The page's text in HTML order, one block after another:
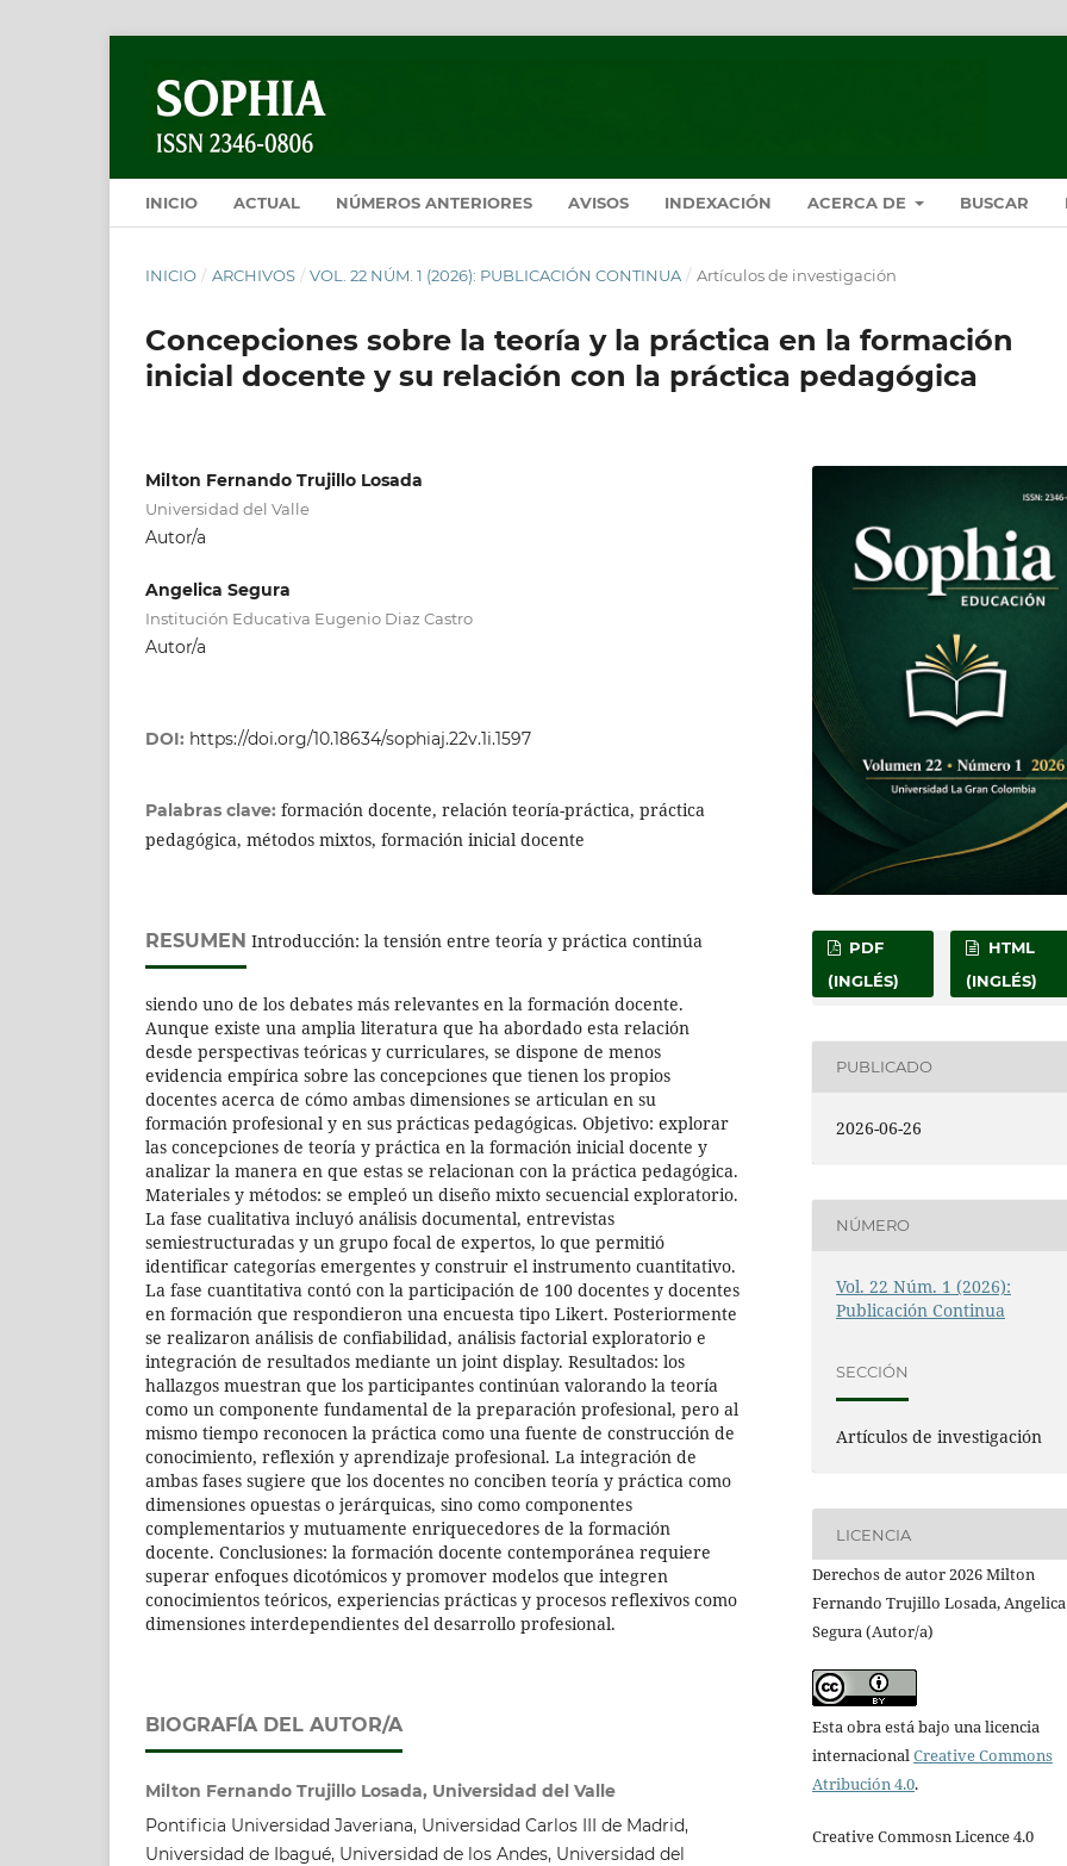
INICIO ACTUAL NÚMEROS ANTERIORES AVISOS INDEXACIÓN ACERCA DE BUSCAR
INICIO / ARCHIVOS / VOL. 22 NÚM. 1 (2026): PUBLICACIÓN CONTINUA / Artículos de investigación
Concepciones sobre la teoría y la práctica en la formación
inicial docente y su relación con la práctica pedagógica
Milton Fernando Trujillo Losada
Universidad del Valle
Autor/a
Angelica Segura
Institución Educativa Eugenio Diaz Castro
Autor/a
DOI: https://doi.org/10.18634/sophiaj.22v.1i.1597
Palabras clave: formación docente, relación teoría-práctica, práctica
pedagógica, métodos mixtos, formación inicial docente
RESUMEN Introducción: la tensión entre teoría y práctica continúa
siendo uno de los debates más relevantes en la formación docente.
Aunque existe una amplia literatura que ha abordado esta relación
desde perspectivas teóricas y curriculares, se dispone de menos
evidencia empírica sobre las concepciones que tienen los propios
docentes acerca de cómo ambas dimensiones se articulan en su
formación profesional y en sus prácticas pedagógicas. Objetivo: explorar
las concepciones de teoría y práctica en la formación inicial docente y
analizar la manera en que estas se relacionan con la práctica pedagógica.
Materiales y métodos: se empleó un diseño mixto secuencial exploratorio.
La fase cualitativa incluyó análisis documental, entrevistas
semiestructuradas y un grupo focal de expertos, lo que permitió
identificar categorías emergentes y construir el instrumento cuantitativo.
La fase cuantitativa contó con la participación de 100 docentes y docentes
en formación que respondieron una encuesta tipo Likert. Posteriormente
se realizaron análisis de confiabilidad, análisis factorial exploratorio e
integración de resultados mediante un joint display. Resultados: los
hallazgos muestran que los participantes continúan valorando la teoría
como un componente fundamental de la preparación profesional, pero al
mismo tiempo reconocen la práctica como una fuente de construcción de
conocimiento, reflexión y aprendizaje profesional. La integración de
ambas fases sugiere que los docentes no conciben teoría y práctica como
dimensiones opuestas o jerárquicas, sino como componentes
complementarios y mutuamente enriquecedores de la formación
docente. Conclusiones: la formación docente contemporánea requiere
superar enfoques dicotómicos y promover modelos que integren
conocimientos teóricos, experiencias prácticas y procesos reflexivos como
dimensiones interdependientes del desarrollo profesional.
BIOGRAFÍA DEL AUTOR/A
Milton Fernando Trujillo Losada, Universidad del Valle
Pontificia Universidad Javeriana, Universidad Carlos III de Madrid,
Universidad de Ibagué, Universidad de los Andes, Universidad del
PDF
(INGLÉS)
HTML
(INGLÉS)
PUBLICADO
2026-06-26
NÚMERO
Vol. 22 Núm. 1 (2026):
Publicación Continua
SECCIÓN
Artículos de investigación
LICENCIA
Derechos de autor 2026 Milton
Fernando Trujillo Losada, Angelica
Segura (Autor/a)
Esta obra está bajo una licencia
internacionalCreative Commons
Atribución 4.0.
Creative Commosn Licence 4.0